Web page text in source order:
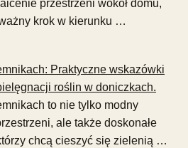
przestrzeni wokół domu,
krok w kierunku …
Praktyczne wskazówki
roślin w doniczkach.
to nie tylko modny
ale także doskonałe
chcą cieszyć się zielenią …